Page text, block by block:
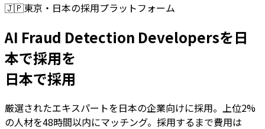
🇯🇵東京・日本の採用プラットフォーム
AI Fraud Detection Developersを日
本で採用を
日本で採用
厳選されたエキスパートを日本の企業向けに採用。上位2%
の人材を48時間以内にマッチング。採用するまで費用は